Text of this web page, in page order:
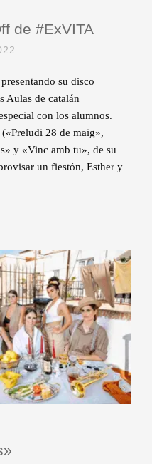
de #ExVITA
su disco
Aulas de catalán
con los alumnos.
28 de maig»,
y «Vinc amb tu», de su
un fiestón, Esther y